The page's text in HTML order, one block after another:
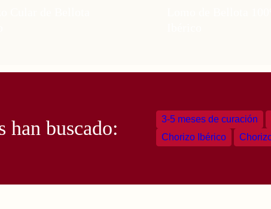
han buscado: 3-5 meses de curación
Chorizo Ibérico